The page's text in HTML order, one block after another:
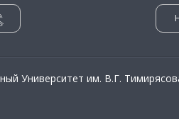
Университет им. В.Г.